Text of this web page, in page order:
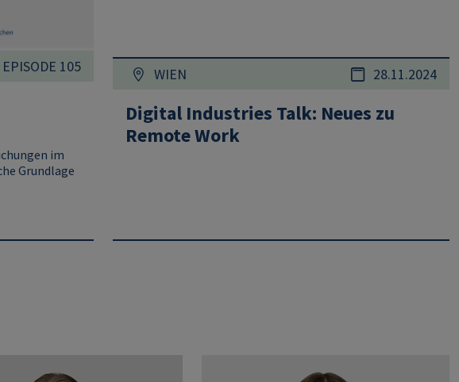
EPISODE 105
im
Grundlage
WIEN 28.11.2024
Digital Industries Talk: Neues zu
Remote Work